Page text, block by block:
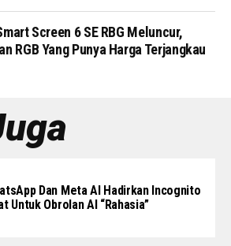
Screen 6 SE RBG Meluncur,
RGB Yang Punya Harga Terjangkau
Dan Meta AI Hadirkan Incognito
Untuk Obrolan AI “Rahasia”